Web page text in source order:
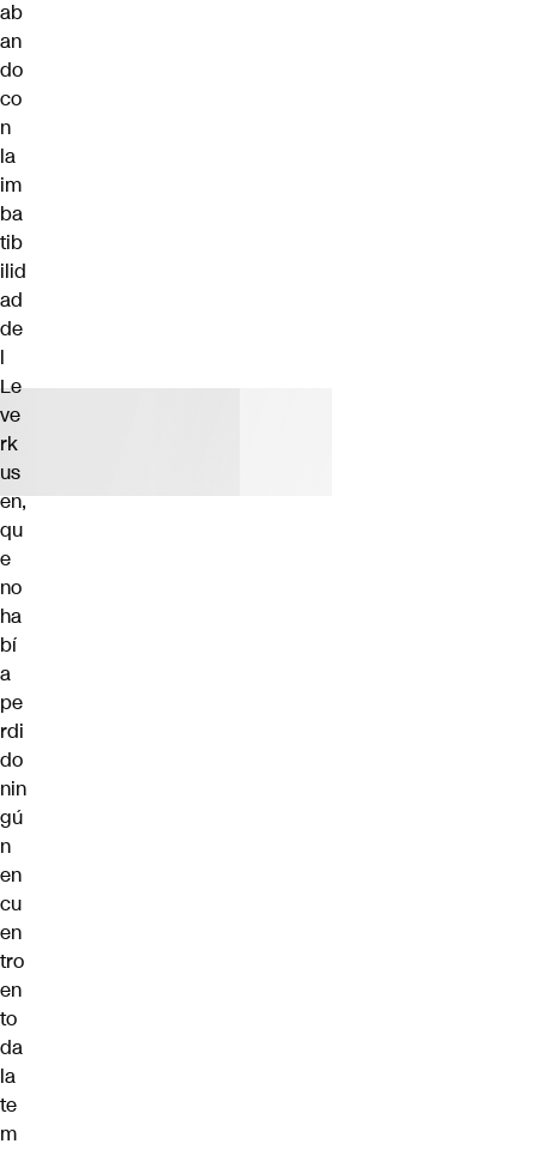
ab
an
do
co
n
la
im
ba
tib
ilid
ad
de
l
Le
ve
rk
us
en,
qu
e
no
ha
bí
a
pe
rdi
do
nin
gú
n
en
cu
en
tro
en
to
da
la
te
m